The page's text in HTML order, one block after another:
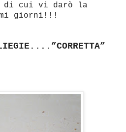
di cui vi darò la
giorni!!!